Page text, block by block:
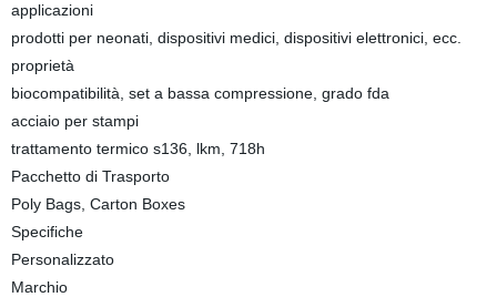
applicazioni
prodotti per neonati, dispositivi medici, dispositivi elettronici, ecc.
proprietà
biocompatibilità, set a bassa compressione, grado fda
acciaio per stampi
trattamento termico s136, lkm, 718h
Pacchetto di Trasporto
Poly Bags, Carton Boxes
Specifiche
Personalizzato
Marchio